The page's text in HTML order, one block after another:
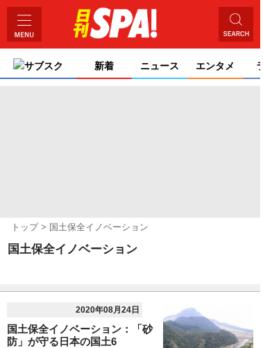
サブスク 新着 ニュース エンタメ
トップ 国土保全イノベーション
国土保全イノベーション
2020年08月24日
国土保全イノベーション：「砂
防」が守る日本の国土6